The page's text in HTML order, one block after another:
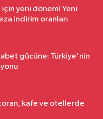
için yeni dönem! Yeni
indirim oranları
gücüne: Türkiye'nin
kafe ve otellerde